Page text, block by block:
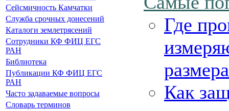
Сейсмичность Камчатки
Служба срочных донесений
Каталоги землетрясений
Сотрудники КФ ФИЦ ЕГС
РАН
Библиотека
Публикации КФ ФИЦ ЕГС
РАН
Часто задаваемые вопросы
Словарь терминов
Где
Как